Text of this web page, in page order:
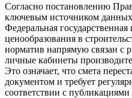
Согласно постановлению
ключевым источником данных
Федеральная
ценообразования в
норматив напрямую связан с
личные кабинеты
Это означает, что смета
документом и требует
соответствии с